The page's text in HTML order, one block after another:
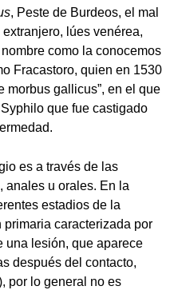
, Peste de Burdeos, el mal
lúes venérea,
como la conocemos
Fracastoro, quien en 1530
morbus gallicus”, en el que
que fue castigado
es a través de las
anales u orales. En la
estadios de la
caracterizada por
una lesión, que aparece
después del contacto,
por lo general no es